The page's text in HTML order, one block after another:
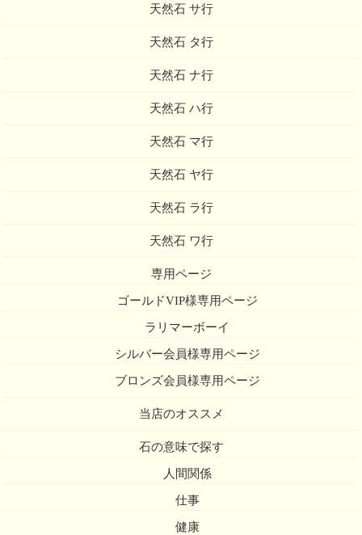
天然石 サ行
天然石 タ行
天然石 ナ行
天然石 ハ行
天然石 マ行
天然石 ヤ行
天然石 ラ行
天然石 ワ行
専用ページ
ゴールドVIP様専用ページ
ラリマーボーイ
シルバー会員様専用ページ
ブロンズ会員様専用ページ
当店のオススメ
石の意味で探す
人間関係
仕事
健康